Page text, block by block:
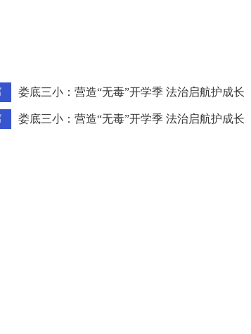
娄底三小：营造“无毒”开学季 法治启航护成长
娄底三小：营造“无毒”开学季 法治启航护成长